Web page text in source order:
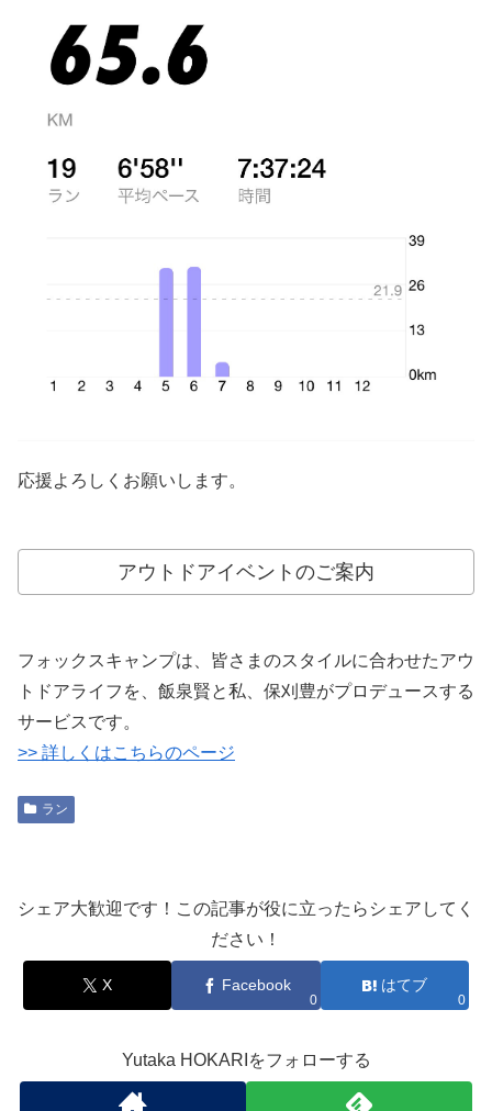
応援よろしくお願いします。
アウトドアイベントのご案内
フォックスキャンプは、皆さまのスタイルに合わせたアウ
トドアライフを、飯泉賢と私、保刈豊がプロデュースする
サービスです。
>> 詳しくはこちらのページ
ラン
シェア大歓迎です！この記事が役に立ったらシェアしてく
ださい！
X Facebook
0
はてブ
0
Yutaka HOKARIをフォローする